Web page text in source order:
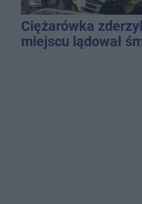
Ciężarówka
miejscu lądował